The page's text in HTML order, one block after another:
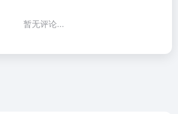
暂无评论...